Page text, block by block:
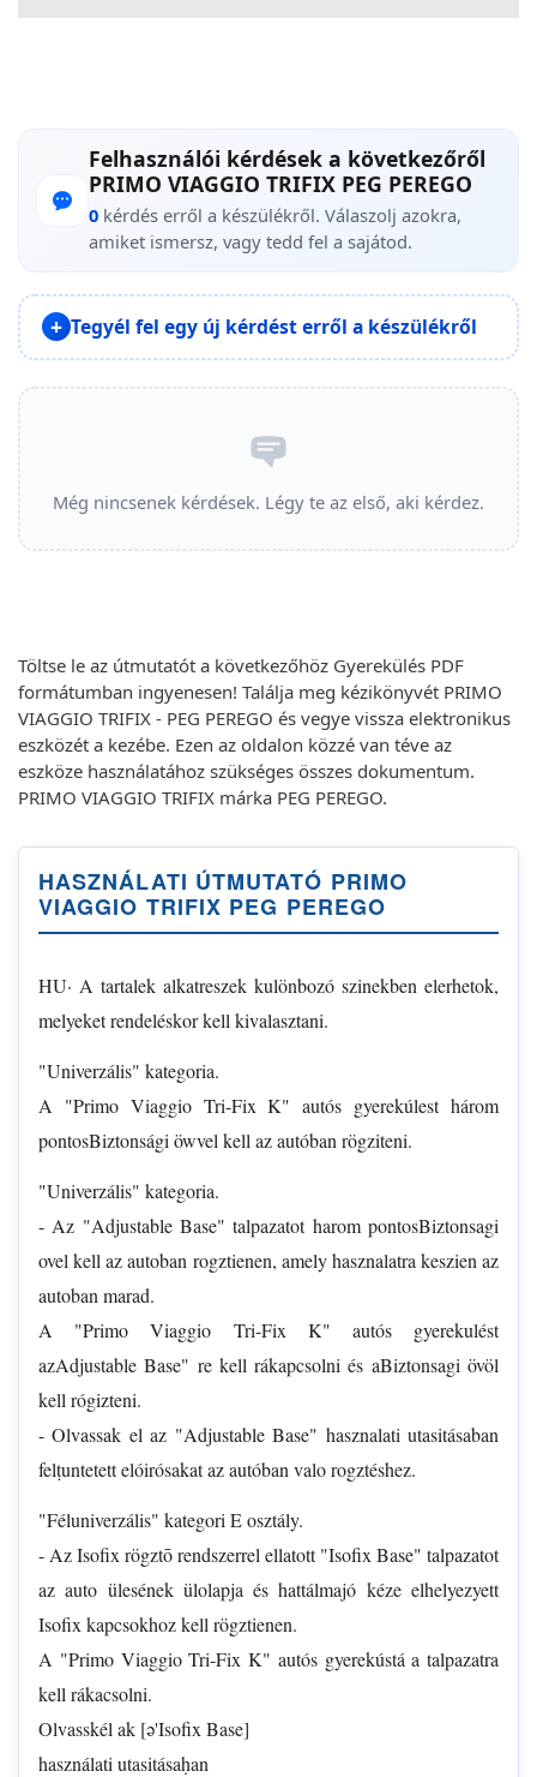
Felhasználói kérdések a következőről
PRIMO VIAGGIO TRIFIX PEG PEREGO
0 kérdés erről a készülékről. Válaszolj azokra,
amiket ismersz, vagy tedd fel a sajátod.
Tegyél fel egy új kérdést erről a készülékről
Még nincsenek kérdések. Légy te az első, aki kérdez.
Töltse le az útmutatót a következőhöz Gyerekülés PDF
formátumban ingyenesen! Találja meg kézikönyvét PRIMO
VIAGGIO TRIFIX - PEG PEREGO és vegye vissza elektronikus
eszközét a kezébe. Ezen az oldalon közzé van téve az
eszköze használatához szükséges összes dokumentum.
PRIMO VIAGGIO TRIFIX márka PEG PEREGO.
HASZNÁLATI ÚTMUTATÓ PRIMO
VIAGGIO TRIFIX PEG PEREGO
HU· A tartalek alkatreszek kulönbozó szinekben elerhetok,
melyeket rendeléskor kell kivalasztani.
"Univerzális" kategoria.
A "Primo Viaggio Tri-Fix K" autós gyerekúlest három
pontosBiztonsági öwvel kell az autóban rögziteni.
"Univerzális" kategoria.
- Az "Adjustable Base" talpazatot harom pontosBiztonsagi
ovel kell az autoban rogztienen, amely hasznalatra keszien az
autoban marad.
A "Primo Viaggio Tri-Fix K" autós gyerekulést
azAdjustable Base" re kell rákapcsolni és aBiztonsagi övöl
kell rógizteni.
- Olvassak el az "Adjustable Base" hasznalati utasitásaban
felṭuntetett elóirósakat az autóban valo rogztéshez.
"Féluniverzális" kategori E osztály.
- Az Isofix rögztō rendszerrel ellatott "Isofix Base" talpazatot
az auto ülesének ülolapja és hattálmajó kéze elhelyezyett
Isofix kapcsokhoz kell rögztienen.
A "Primo Viaggio Tri-Fix K" autós gyerekústá a talpazatra
kell rákacsolni.
Olvasskél ak [ə'Isofix Base]
használati utasitásaḥan